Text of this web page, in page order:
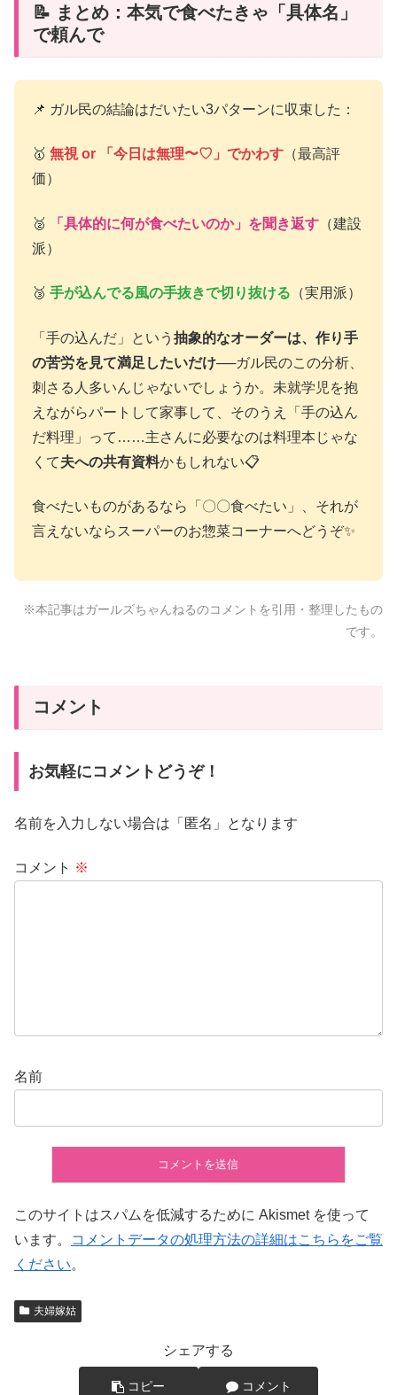
📝 まとめ：本気で食べたきゃ「具体名」
で頼んで
📌 ガル民の結論はだいたい3パターンに収束した：
🥇 無視 or 「今日は無理〜♡」でかわす （最高評
価）
🥈 「具体的に何が食べたいのか」を聞き返す （建設
派）
🥉 手が込んでる風の手抜きで切り抜ける （実用派）
「手の込んだ」という 抽象的なオーダーは、作り手
の苦労を見て満足したいだけ──ガル民のこの分析、
刺さる人多いんじゃないでしょうか。未就学児を抱
えながらパートして家事して、そのうえ「手の込ん
だ料理」って……主さんに必要なのは料理本じゃな
くて夫への共有資料かもしれない📋
食べたいものがあるなら「〇〇食べたい」、それが
言えないならスーパーのお惣菜コーナーへどうぞ✨
※本記事はガールズちゃんねるのコメントを引用・整理したもの
です。
コメント
お気軽にコメントどうぞ！
名前を入力しない場合は「匿名」となります
コメント ※
名前
このサイトはスパムを低減するために Akismet を使って
います。
コメントデータの処理方法の詳細はこちらをご覧
ください。
夫婦嫁姑
シェアする
コピー コメント